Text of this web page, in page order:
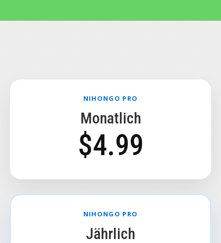
NIHONGO PRO
Monatlich
$4.99
NIHONGO PRO
Jährlich